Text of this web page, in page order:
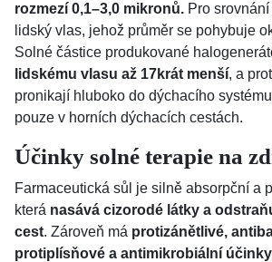
rozmezí 0,1–3,0 mikronů. Pro
lidský vlas, jehož průměr se pohybuje
Solné částice produkované
lidskému vlasu až 17krát menší, a
pronikají hluboko do dýchacího
pouze v horních dýchacích cestách.
Účinky solné terapie na
Farmaceutická sůl je silně absorpční a
která nasává cizorodé látky a
cest. Zároveň má protizánětlivé,
protiplísňové a antimikrobiální účinky